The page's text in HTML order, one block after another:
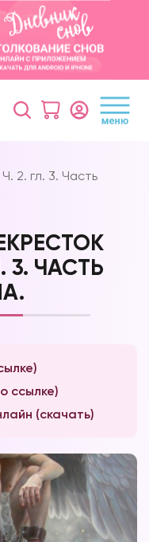
2. гл. 3. Часть
3. ЧАСТЬ
ссылке)
(скачать)